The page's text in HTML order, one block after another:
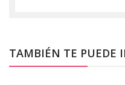
TAMBIÉN TE PUEDE